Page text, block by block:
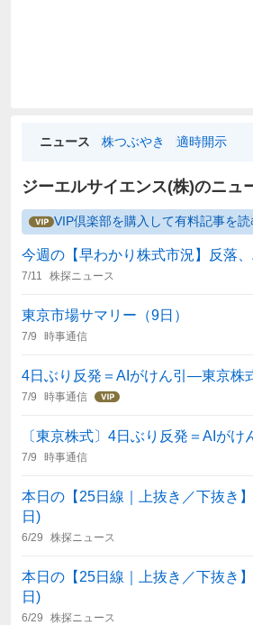
ニュース 株つぶやき 適時開示
ジーエルサイエンス(株)のニュ
VIP倶楽部を購入して有料記事を読
今週の【早わかり株式市況】反落
7/11 株探ニュース
東京市場サマリー（9日）
7/9 時事通信
4日ぶり反発＝AIがけん引―東京株
7/9 時事通信
〔東京株式〕4日ぶり反発＝AIが
7/9 時事通信
本日の【25日線｜上抜き／下抜
日)
6/29 株探ニュース
本日の【25日線｜上抜き／下抜
日)
6/29 株探ニュース